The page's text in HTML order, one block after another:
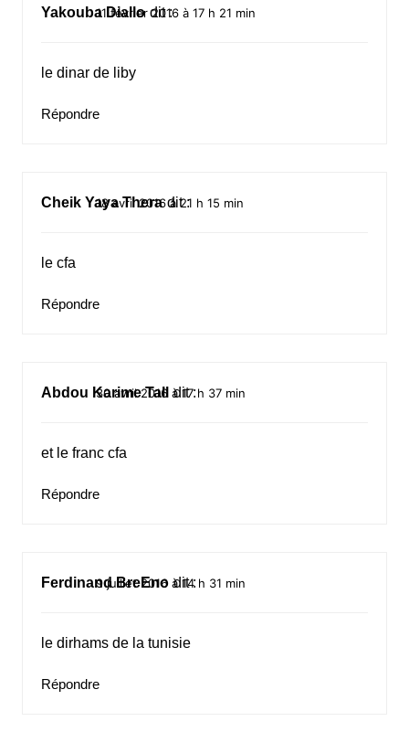
Yakouba Diallo dit :
11 février 2016 à 17 h 21 min
le dinar de liby
Répondre
Cheik Yaya Thera dit :
18 avril 2016 à 21 h 15 min
le cfa
Répondre
Abdou Karime Tall dit :
30 avril 2016 à 17 h 37 min
et le franc cfa
Répondre
Ferdinand BreEno dit :
9 juillet 2016 à 14 h 31 min
le dirhams de la tunisie
Répondre